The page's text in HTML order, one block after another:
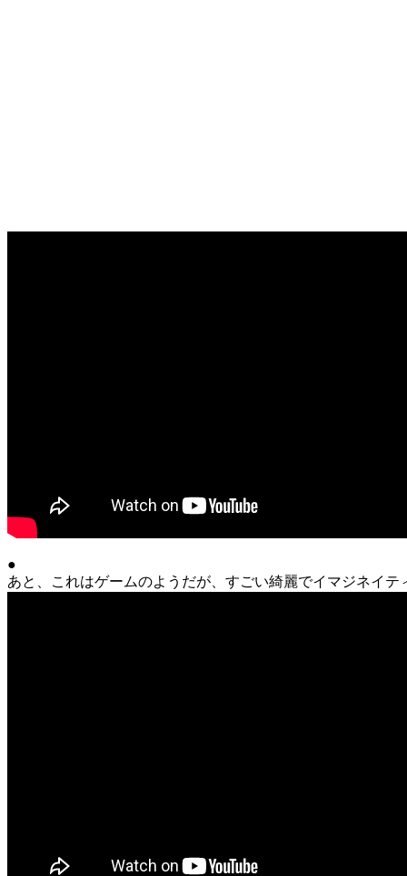
●
あと、これはゲームのようだが、すごい綺麗でイマジネイテ